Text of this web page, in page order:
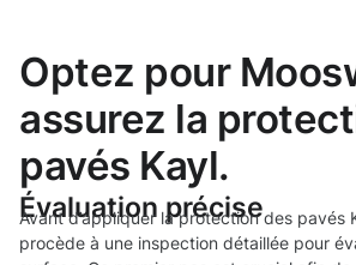
Optez pour
assurez la
pavés Kayl.
Évaluation précise
Avant d’appliquer la protection des pavés
procède à une inspection détaillée pour